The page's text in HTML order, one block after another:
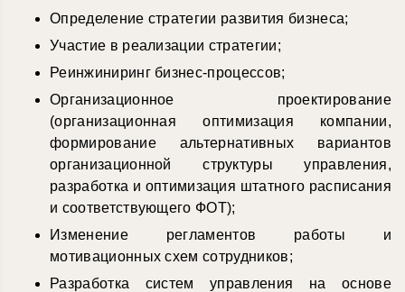
Определение стратегии развития бизнеса;
Участие в реализации стратегии;
Реинжиниринг бизнес-процессов;
Организационное проектирование
(организационная оптимизация компании,
формирование альтернативных вариантов
организационной структуры управления,
разработка и оптимизация штатного расписания
и соответствующего ФОТ);
Изменение регламентов работы и
мотивационных схем сотрудников;
Разработка систем управления на основе